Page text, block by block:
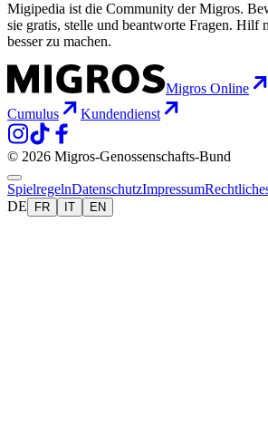
Migipedia ist die Community der Migros.
sie gratis, stelle und beantworte Fragen. Hilf
besser zu machen.
Migros Online
Cumulus
Kundendienst
© 2026 Migros-Genossenschafts-Bund
SpielregelnDatenschutzImpressum
DE
FR IT EN